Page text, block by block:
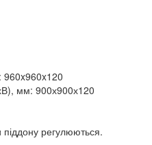
960x960x120
мм: 900х900х120
піддону регулюються.